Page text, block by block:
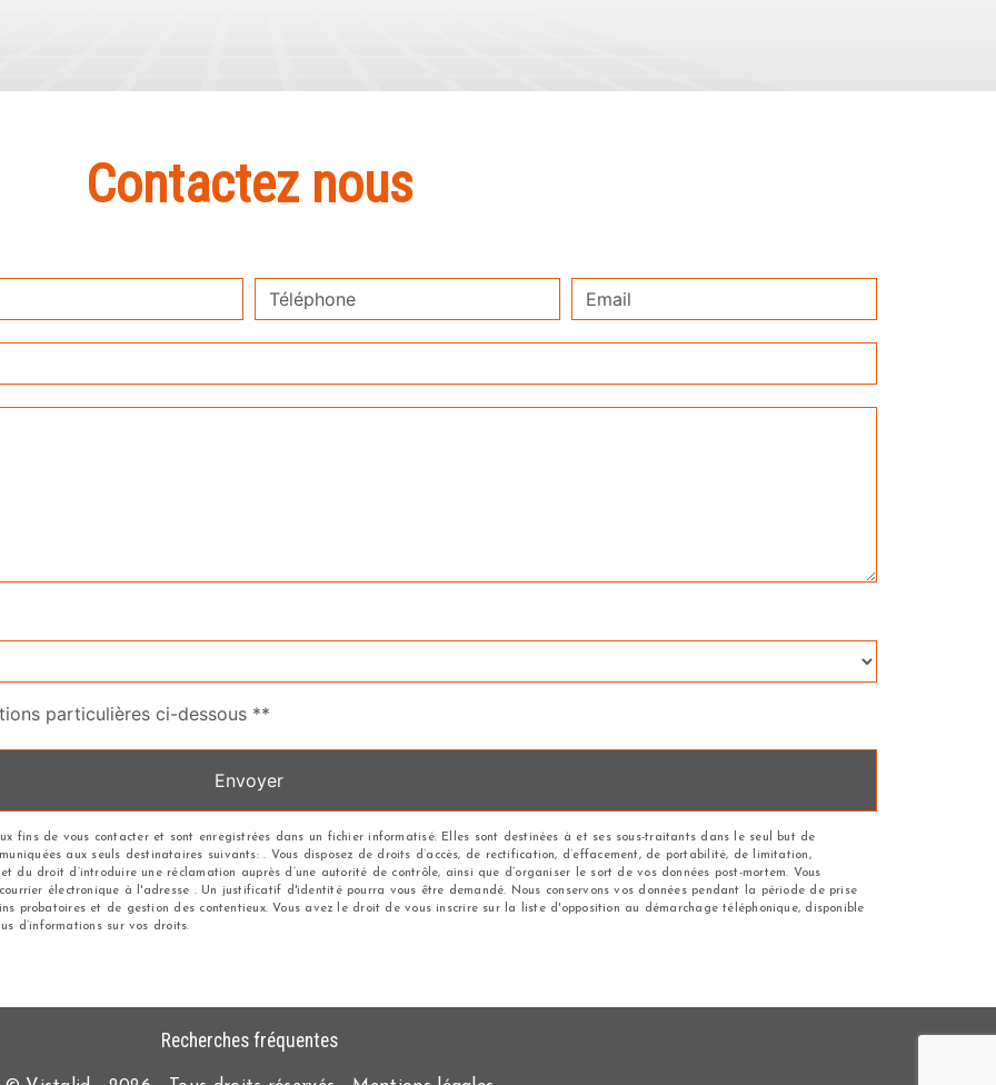
Contactez nous
particulières ci-dessous **
Envoyer
fins de vous contacter et sont enregistrées dans un fichier informatisé. Elles sont destinées à et ses sous-traitants dans le seul but de
aux seuls destinataires suivants: . Vous disposez de droits d’accès, de rectification, d’effacement, de portabilité, de limitation,
du droit d’introduire une réclamation auprès d’une autorité de contrôle, ainsi que d’organiser le sort de vos données post-mortem. Vous
électronique à l'adresse . Un justificatif d'identité pourra vous être demandé. Nous conservons vos données pendant la période de prise
probatoires et de gestion des contentieux. Vous avez le droit de vous inscrire sur la liste d'opposition au démarchage téléphonique, disponible
d’informations sur vos droits.
Recherches fréquentes